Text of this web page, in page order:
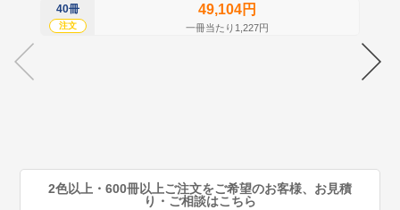
40冊
注文
49,104円
一冊当たり1,227円
2色以上・600冊以上ご注文をご希望のお客様、お見積
り・ご相談はこちら